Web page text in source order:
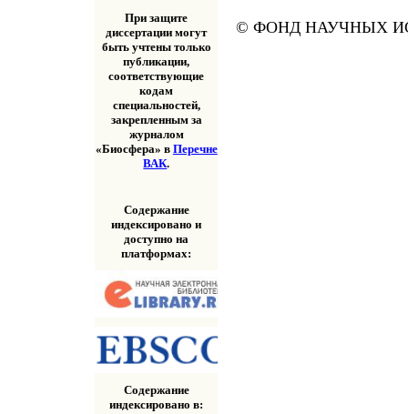
При защите
диссертации могут
быть учтены только
публикации,
соответствующие
кодам
специальностей,
закрепленным за
журналом
«Биосфера» в Перечне
ВАК.
Содержание
индексировано и
доступно на
платформах:
Содержание
индексировано в:
© ФОНД НАУЧНЫХ